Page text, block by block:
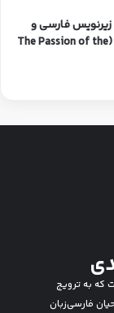
فارسی و
دوبله فارسی مصاعب مسیح (The Passion of the
که به ترویج
فارسی‌زبان